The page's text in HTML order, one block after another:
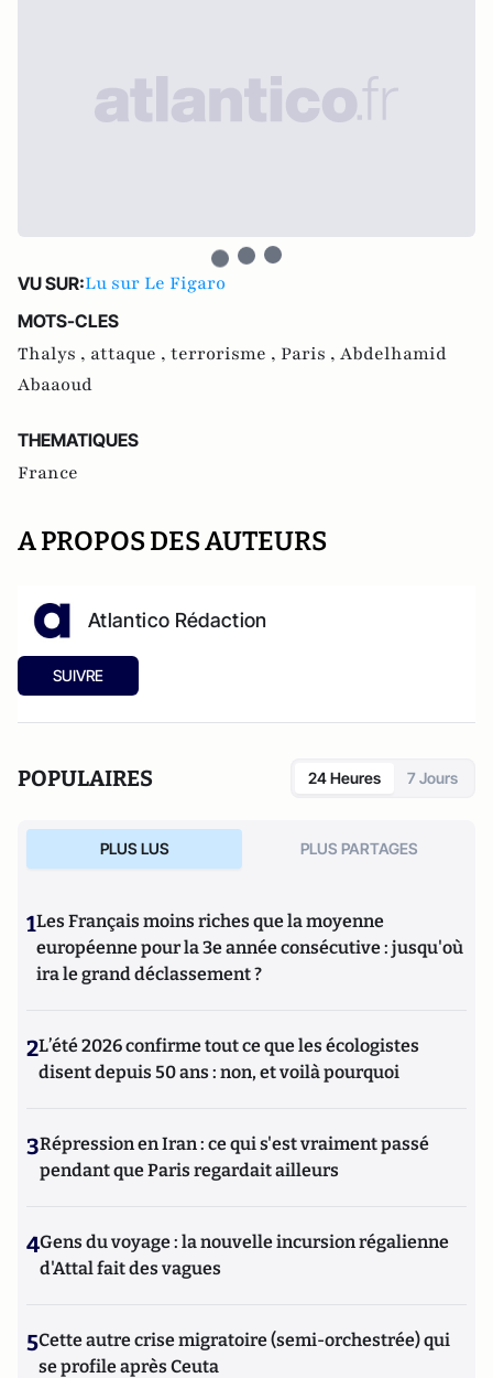
VU SUR:Lu sur Le Figaro
MOTS-CLES
Thalys , attaque , terrorisme , Paris , Abdelhamid
Abaaoud
THEMATIQUES
France
A PROPOS DES AUTEURS
Atlantico Rédaction
SUIVRE
POPULAIRES 24 Heures 7 Jours
PLUS LUS PLUS PARTAGES
1Les Français moins riches que la moyenne
européenne pour la 3e année consécutive : jusqu'où
ira le grand déclassement ?
2L’été 2026 confirme tout ce que les écologistes
disent depuis 50 ans : non, et voilà pourquoi
3Répression en Iran : ce qui s'est vraiment passé
pendant que Paris regardait ailleurs
4Gens du voyage : la nouvelle incursion régalienne
d'Attal fait des vagues
5Cette autre crise migratoire (semi-orchestrée) qui
se profile après Ceuta